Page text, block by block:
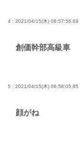
4 : 2021/04/15(木) 06:57:56.69
創価幹部高級車
5 : 2021/04/15(木) 06:58:05.85
顔がね